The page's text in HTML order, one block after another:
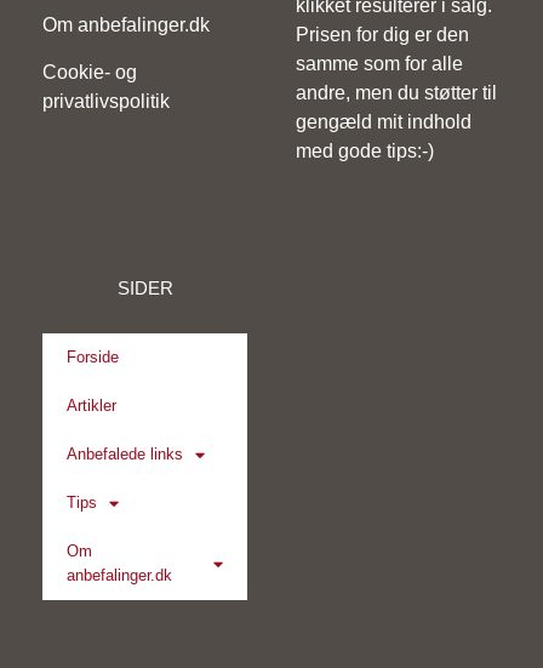
Om anbefalinger.dk
Cookie- og
privatlivspolitik
klikket resulterer i salg.
Prisen for dig er den
samme som for alle
andre, men du støtter til
gengæld mit indhold
med gode tips:-)
SIDER
Forside
Artikler
Anbefalede links
Tips
Om
anbefalinger.dk